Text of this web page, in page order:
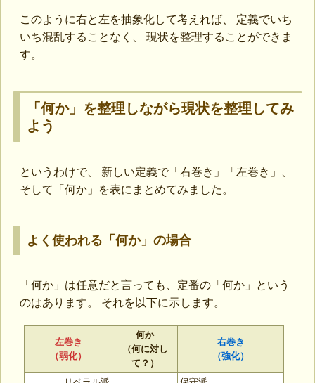
このように右と左を抽象化して考えれば、 定義でいち
いち混乱することなく、 現状を整理することができま
す。
「何か」を整理しながら現状を整理してみ
よう
というわけで、 新しい定義で「右巻き」「左巻き」、
そして「何か」を表にまとめてみました。
よく使われる「何か」の場合
「何か」は任意だと言っても、定番の「何か」という
のはあります。 それを以下に示します。
左巻き
（弱化）
何か
（何に対し
て？）
右巻き
（強化）